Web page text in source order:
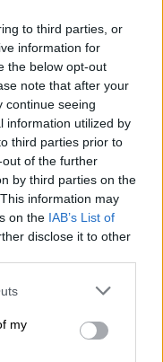
to third parties, or
information for
the below opt-out
note that after your
continue seeing
information utilized by
third parties prior to
of the further
by third parties on the
information may
on the IAB’s List of
disclose it to other
one or more Google
You may click to
third-party tags to
my
με
ο Μπέσμπι
θύματος.